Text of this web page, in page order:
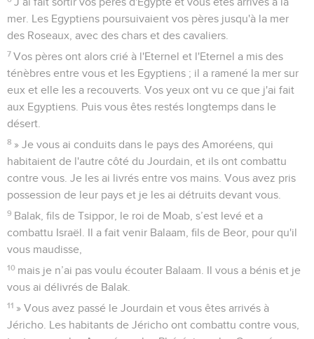
mer. Les Egyptiens poursuivaient vos pères jusqu'à la mer
des Roseaux, avec des chars et des cavaliers.
7 Vos pères ont alors crié à l'Eternel et l'Eternel a mis des
ténèbres entre vous et les Egyptiens ; il a ramené la mer sur
eux et elle les a recouverts. Vos yeux ont vu ce que j'ai fait
aux Egyptiens. Puis vous êtes restés longtemps dans le
désert.
8 » Je vous ai conduits dans le pays des Amoréens, qui
habitaient de l'autre côté du Jourdain, et ils ont combattu
contre vous. Je les ai livrés entre vos mains. Vous avez pris
possession de leur pays et je les ai détruits devant vous.
9 Balak, fils de Tsippor, le roi de Moab, s’est levé et a
combattu Israël. Il a fait venir Balaam, fils de Beor, pour qu'il
vous maudisse,
10 mais je n’ai pas voulu écouter Balaam. Il vous a bénis et je
vous ai délivrés de Balak.
11 » Vous avez passé le Jourdain et vous êtes arrivés à
Jéricho. Les habitants de Jéricho ont combattu contre vous,